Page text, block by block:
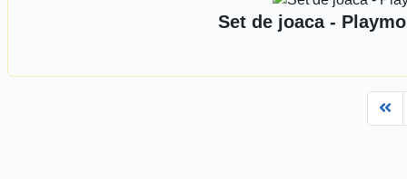
Set de joaca -